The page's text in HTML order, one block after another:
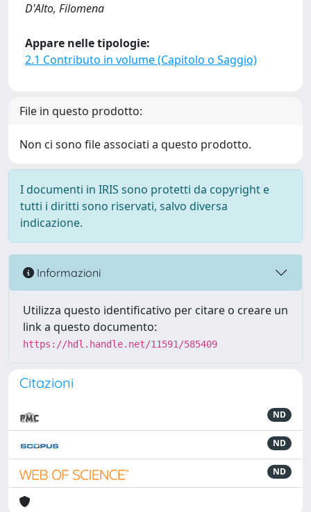
D'Alto, Filomena
Appare nelle tipologie:
2.1 Contributo in volume (Capitolo o Saggio)
File in questo prodotto:
Non ci sono file associati a questo prodotto.
I documenti in IRIS sono protetti da copyright e
tutti i diritti sono riservati, salvo diversa
indicazione.
Informazioni
Utilizza questo identificativo per citare o creare un
link a questo documento:
https://hdl.handle.net/11591/585409
Citazioni
ND
ND
ND